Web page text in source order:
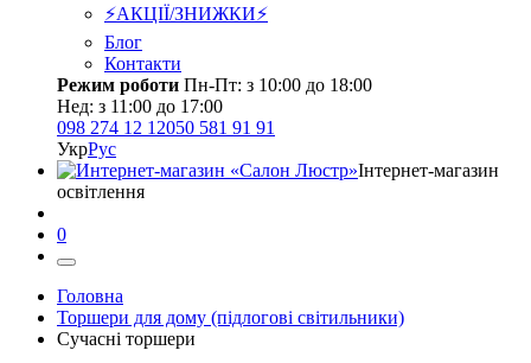
⚡АКЦІЇ/ЗНИЖКИ⚡
Блог
Контакти
Режим роботи Пн-Пт: з 10:00 до 18:00
Нед: з 11:00 до 17:00
098 274 12 12050 581 91 91
УкрРус
Інтернет-магазин
освітлення
0
Головна
Торшери для дому (підлогові світильники)
Сучасні торшери